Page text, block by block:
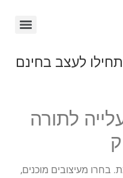
לעצב בחינם
לתורה
בחרו מעיצובים מוכנים,